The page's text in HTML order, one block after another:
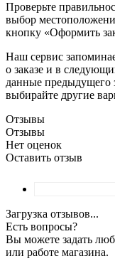
Проверьте
выбор
кнопку «Оформить
Наш сервис
о заказе и в
данные предыдущего
выбирайте другие
Отзывы
Отзывы
Нет оценок
Оставить отзыв
Загрузка отзывов...
Есть вопросы?
Вы можете задать
или работе магазина.